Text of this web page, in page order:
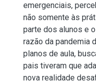
emergenciais,
não somente às
parte dos alunos e
razão da pandemia
planos de aula,
pais tiveram que
nova realidade